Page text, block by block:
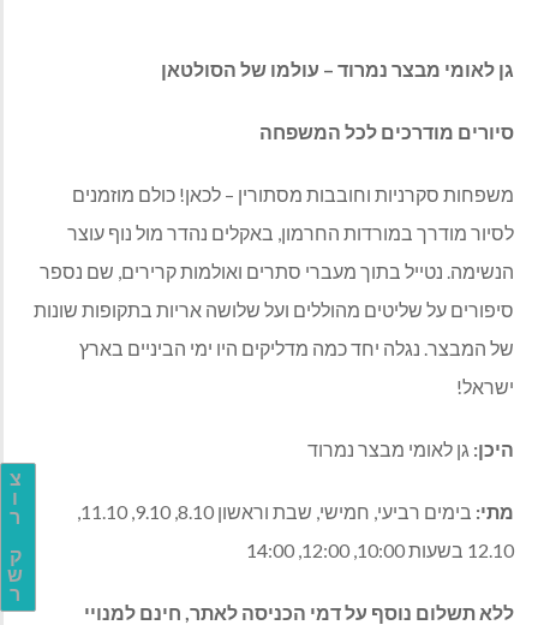
צ
ו
ר
ק
ש
ר
גן לאומי מבצר נמרוד – עולמו של הסולטאן
סיורים מודרכים לכל המשפחה
משפחות סקרניות וחובבות מסתורין – לכאן! כולם מוזמנים
לסיור מודרך במורדות החרמון, באקלים נהדר מול נוף עוצר
הנשימה. נטייל בתוך מעברי סתרים ואולמות קרירים, שם נספר
סיפורים על שליטים מהוללים ועל שלושה אריות בתקופות שונות
של המבצר. נגלה יחד כמה מדליקים היו ימי הביניים בארץ
ישראל!
היכן: גן לאומי מבצר נמרוד
מתי:
בימים רביעי, חמישי, שבת וראשון 8.10, 9.10, 11.10,
12.10 בשעות 10:00, 12:00, 14:00
ללא תשלום נוסף על דמי הכניסה לאתר, חינם למנויי